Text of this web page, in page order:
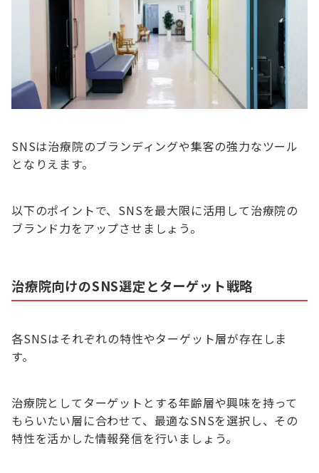
SNSは治療院のブランディングや集客の強力なツール
となりえます。
以下のポイントで、SNSを最大限に活用して治療院の
ブランド力をアップさせましょう。
治療院向けのSNS選定とターゲット戦略
各SNSはそれぞれの特性やターゲット層が存在しま
す。
治療院としてターゲットとする年齢層や興味を持って
もらいたい層に合わせて、最適なSNSを選択し、その
特性を活かした情報発信を行いましょう。